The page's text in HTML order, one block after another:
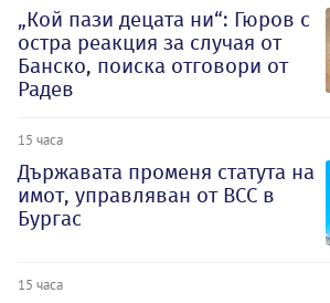
„Кой пази децата ни“: Гюров с
остра реакция за случая от
Банско, поиска отговори от
Радев
15 часа
Държавата променя статута на
имот, управляван от ВСС в
Бургас
15 часа